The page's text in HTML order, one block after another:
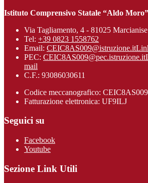
Istituto Comprensivo Statale “Aldo Moro”
Via Tagliamento, 4 - 81025
Tel: +39 0823 1558762
Email: CEIC8AS009@istruzione.it
PEC: CEIC8AS009@pec.istruzione.it
mail
C.F.: 93086030611
Codice meccanografico: CEIC8AS009
Fatturazione elettronica: UF9ILJ
Seguici su
Facebook
Youtube
Sezione Link Utili